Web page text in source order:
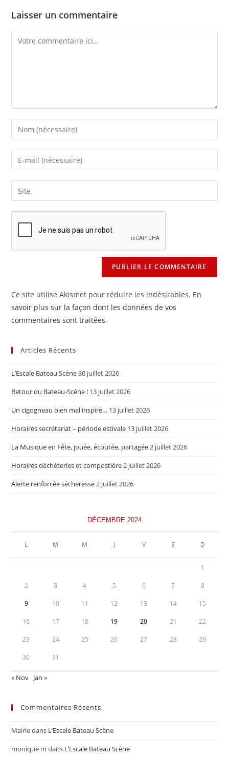
Laisser un commentaire
Comment
Enter
your
name
comment
Enter
your
email
address
Saisir
l’URL
de
votre
site
(facultatif)
Ce site utilise Akismet pour réduire les indésirables. En
savoir plus sur la façon dont les données de vos
commentaires sont traitées.
Articles Récents
L’Escale Bateau Scène30 juillet 2026
Retour du Bateau-Scène ! 13 juillet 2026
Un cigogneau bien mal inspiré… 13 juillet 2026
Horaires secrétariat – période estivale 13 juillet 2026
La Musique en Fête, jouée, écoutée, partagée2 juillet 2026
Horaires déchèteries et compostière2 juillet 2026
Alerte renforcée sécheresse2 juillet 2026
DÉCEMBRE 2024
L M M J V S D
1
2 3 4 5 6 7 8
9 10 11 12 13 14 15
16 17 18 19 20 21 22
23 24 25 26 27 28 29
30 31
« Nov Jan »
Commentaires Récents
Mairiedans L’Escale Bateau Scène
monique m dans L’Escale Bateau Scène